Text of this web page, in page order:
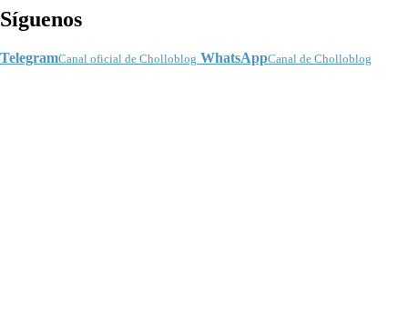
Síguenos
TelegramCanal oficial de Cholloblog WhatsAppCanal de Cholloblog